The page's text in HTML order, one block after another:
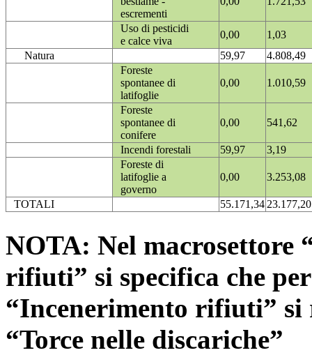
escrementi
Uso di pesticidi
e calce viva
0,00
1,03
Natura
59,97
4.808,49
Foreste
spontanee di
latifoglie
0,00 1.010,59
Foreste
spontanee di
conifere
0,00 541,62
Incendi forestali 59,97
3,19
Foreste di
latifoglie a
governo
0,00 3.253,08
TOTALI 55.171,3423.177,20
NOTA: Nel macrosettore
rifiuti” si specifica che
“Incenerimento rifiuti”
“Torce nelle discariche”